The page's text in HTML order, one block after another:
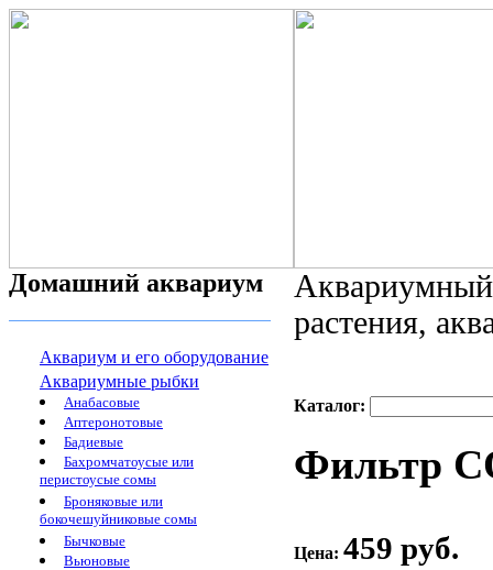
Домашний аквариум
Аквариум и его оборудование
Аквариумные рыбки
Анабасовые
Аптеронотовые
Бадиевые
Бахромчатоусые или
перистоусые сомы
Броняковые или
бокочешуйниковые сомы
Бычковые
Вьюновые
растения,
Каталог:
Фильтр
Цена: 459 руб.